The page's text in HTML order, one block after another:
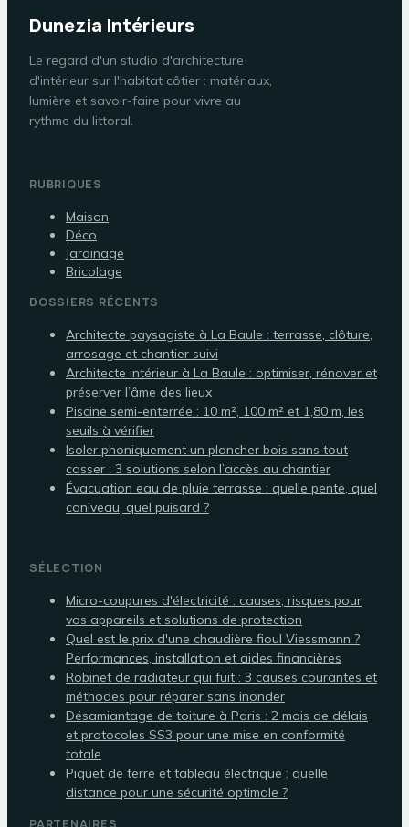
Dunezia Intérieurs
Le regard d'un studio d'architecture
d'intérieur sur l'habitat côtier : matériaux,
lumière et savoir-faire pour vivre au
rythme du littoral.
RUBRIQUES
Maison
Déco
Jardinage
Bricolage
DOSSIERS RÉCENTS
Architecte paysagiste à La Baule : terrasse, clôture,
arrosage et chantier suivi
Architecte intérieur à La Baule : optimiser, rénover et
préserver l’âme des lieux
Piscine semi-enterrée : 10 m², 100 m² et 1,80 m, les
seuils à vérifier
Isoler phoniquement un plancher bois sans tout
casser : 3 solutions selon l’accès au chantier
Évacuation eau de pluie terrasse : quelle pente, quel
caniveau, quel puisard ?
SÉLECTION
Micro-coupures d'électricité : causes, risques pour
vos appareils et solutions de protection
Quel est le prix d'une chaudière fioul Viessmann ?
Performances, installation et aides financières
Robinet de radiateur qui fuit : 3 causes courantes et
méthodes pour réparer sans inonder
Désamiantage de toiture à Paris : 2 mois de délais
et protocoles SS3 pour une mise en conformité
totale
Piquet de terre et tableau électrique : quelle
distance pour une sécurité optimale ?
PARTENAIRES